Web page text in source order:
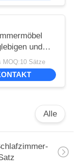
und
MOQ:10 Sätze
Alle